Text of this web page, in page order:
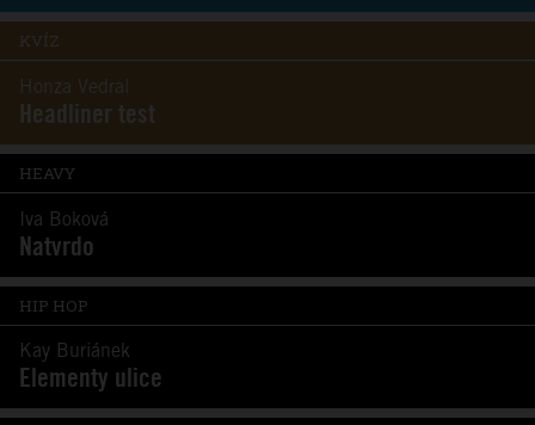
KVÍZ
Honza Vedral
Headliner test
HEAVY
Iva Boková
Natvrdo
HIP HOP
Kay Buriánek
Elementy ulice